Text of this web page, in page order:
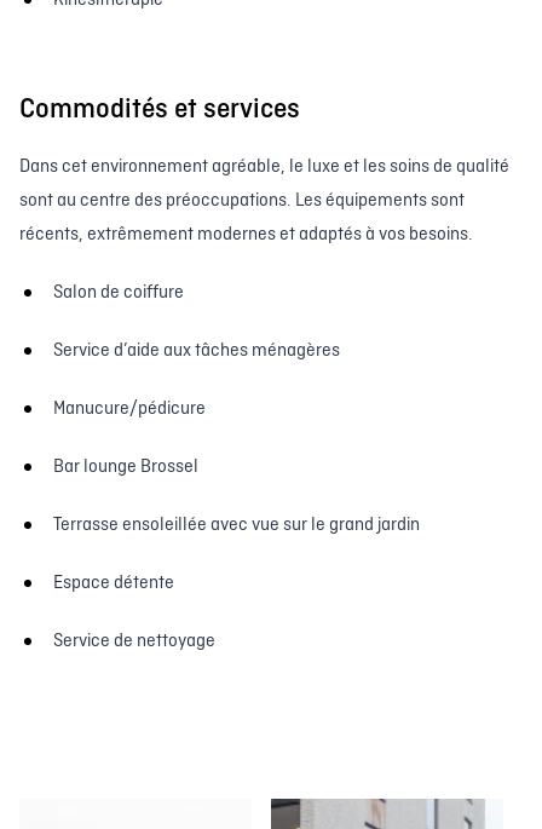
Commodités et services
Dans cet environnement agréable, le luxe et les soins de qualité
sont au centre des préoccupations. Les équipements sont
récents, extrêmement modernes et adaptés à vos besoins.
Salon de coiffure
Service d’aide aux tâches ménagères
Manucure/pédicure
Bar lounge Brossel
Terrasse ensoleillée avec vue sur le grand jardin
Espace détente
Service de nettoyage